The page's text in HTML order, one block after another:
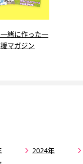
緒に作った一
マガジン
2024年